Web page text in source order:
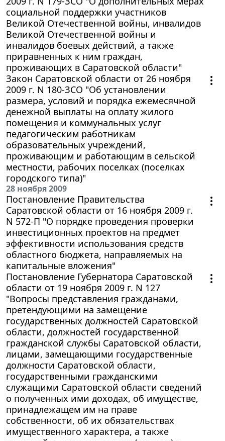
социальной поддержки участников
Великой Отечественной войны, инвалидов
Великой Отечественной войны и
инвалидов боевых действий, а также
приравненных к ним граждан,
проживающих в Саратовской области"
Закон Саратовской области от 26 ноября
2009 г. N 180-ЗСО "Об установлении
размера, условий и порядка ежемесячной
денежной выплаты на оплату жилого
помещения и коммунальных услуг
педагогическим работникам
образовательных учреждений,
проживающим и работающим в сельской
местности, рабочих поселках (поселках
городского типа)"
28 ноября 2009
Постановление Правительства
Саратовской области от 16 ноября 2009 г.
N 572-П "О порядке проведения проверки
инвестиционных проектов на предмет
эффективности использования средств
областного бюджета, направляемых на
капитальные вложения"
Постановление Губернатора Саратовской
области от 19 ноября 2009 г. N 127
"Вопросы представления гражданами,
претендующими на замещение
государственных должностей Саратовской
области, должностей государственной
гражданской службы Саратовской области,
лицами, замещающими государственные
должности Саратовской области,
государственными гражданскими
служащими Саратовской области сведений
о полученных ими доходах, об имуществе,
принадлежащем им на праве
собственности, об их обязательствах
имущественного характера, а также